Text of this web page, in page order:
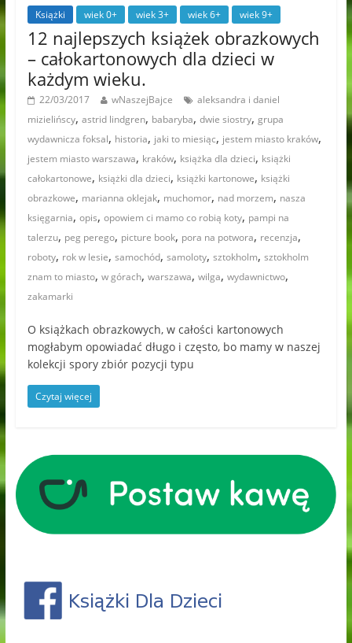
Książki wiek 0+ wiek 3+ wiek 6+ wiek 9+
12 najlepszych książek obrazkowych
– całokartonowych dla dzieci w
każdym wieku.
22/03/2017 wNaszejBajce
aleksandra i daniel
mizielińscy, astrid lindgren, babaryba, dwie siostry, grupa
wydawnicza foksal, historia, jaki to miesiąc, jestem miasto kraków,
jestem miasto warszawa, kraków, książka dla dzieci, książki
całokartonowe, książki dla dzieci, książki kartonowe, książki
obrazkowe, marianna oklejak, muchomor, nad morzem, nasza
księgarnia, opis, opowiem ci mamo co robią koty, pampi na
talerzu, peg perego, picture book, pora na potwora, recenzja,
roboty, rok w lesie, samochód, samoloty, sztokholm, sztokholm
znam to miasto, w górach, warszawa, wilga, wydawnictwo,
zakamarki
O książkach obrazkowych, w całości kartonowych
mogłabym opowiadać długo i często, bo mamy w naszej
kolekcji spory zbiór pozycji typu
Czytaj więcej